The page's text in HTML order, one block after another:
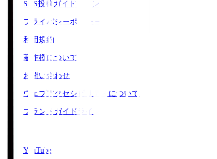
SNS投稿ガイドライン
プライバシーポリシー
利用規約
著作権について
お問い合わせ
ウェブアクセシビリティについて
ブランドガイドライン
YouTube